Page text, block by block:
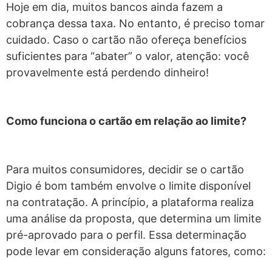
Hoje em dia, muitos bancos ainda fazem a
cobrança dessa taxa. No entanto, é preciso tomar
cuidado. Caso o cartão não ofereça benefícios
suficientes para “abater” o valor, atenção: você
provavelmente está perdendo dinheiro!
Como funciona o cartão em relação ao limite?
Para muitos consumidores, decidir se o cartão
Digio é bom também envolve o limite disponível
na contratação. A princípio, a plataforma realiza
uma análise da proposta, que determina um limite
pré-aprovado para o perfil. Essa determinação
pode levar em consideração alguns fatores, como: